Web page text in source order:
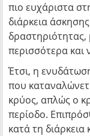
πιο ευχάριστα
διάρκεια
περισσότερα και
Έτσι, η
που
κρύος, απλώς ο
περίοδο.
κατά τη διάρκεια